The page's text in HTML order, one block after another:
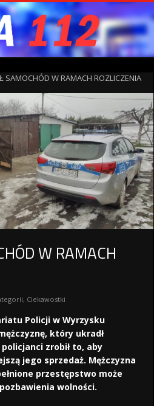
SAMOCHÓD W RAMACH ROZLICZENIA
W RAMACH
, Ciekawostki
Policji w Wyrzysku
który ukradł
zrobił to, aby
jego sprzedaż. Mężczyzna
przestępstwo może
wolności.